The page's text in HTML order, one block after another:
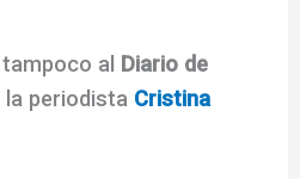
al Diario de
la periodista Cristina